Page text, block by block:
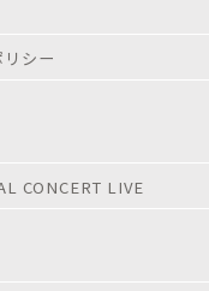
シー
CONCERT LIVE